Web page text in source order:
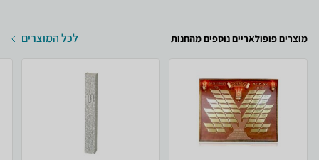
מוצרים פופולאריים נוספים מהחנות לכל המוצרים